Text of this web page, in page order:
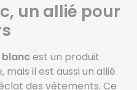
un allié pour
est un produit
il est aussi un allié
des vêtements. Ce